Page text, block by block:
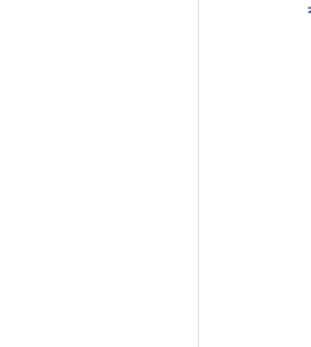
子供用メ